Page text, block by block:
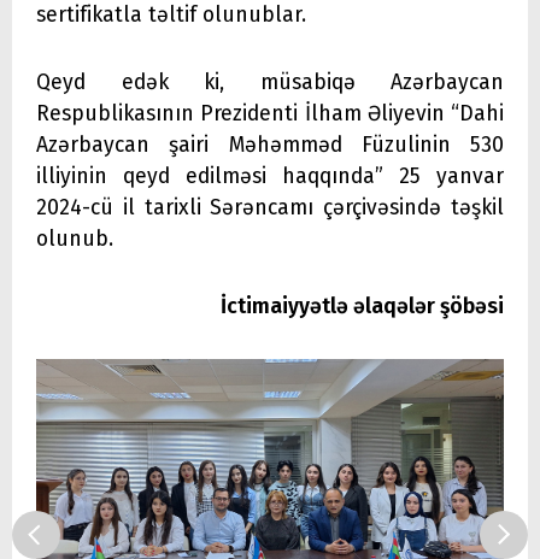
sertifikatla təltif olunublar.
Qeyd edək ki, müsabiqə Azərbaycan
Respublikasının Prezidenti İlham Əliyevin “Dahi
Azərbaycan şairi Məhəmməd Füzulinin 530
illiyinin qeyd edilməsi haqqında” 25 yanvar
2024-cü il tarixli Sərəncamı çərçivəsində təşkil
olunub.
İctimaiyyətlə əlaqələr şöbəsi